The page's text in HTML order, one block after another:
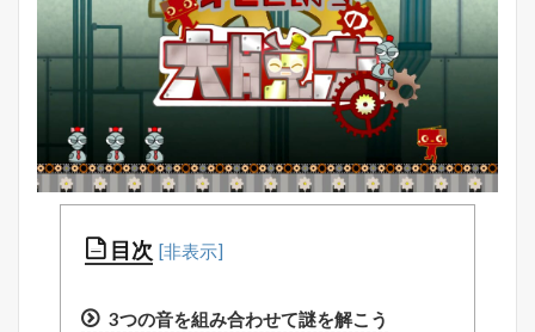
目次
3つの音を組み合わせて謎を解こう